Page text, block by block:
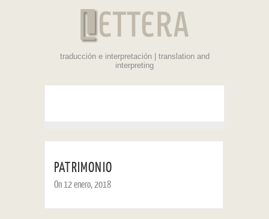
traducción e interpretación | translation and
interpreting
PATRIMONIO
On 12 enero, 2018